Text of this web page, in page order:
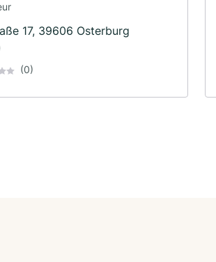
17, 39606 Osterburg
(0)